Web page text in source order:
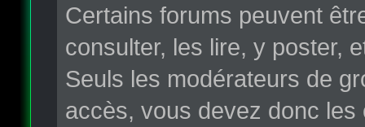
Certains forums peuvent
consulter, les lire, y poster,
Seuls les modérateurs de
accès, vous devez donc les